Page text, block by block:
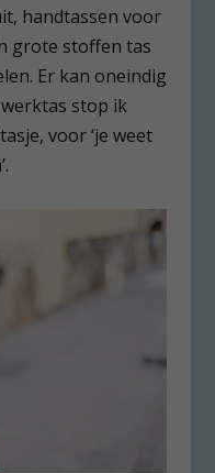
handtassen voor
grote stoffen tas
Er kan oneindig
stop ik
voor ‘je weet